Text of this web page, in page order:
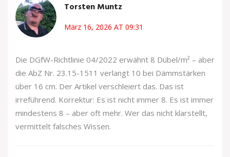
Torsten Muntz
März 16, 2026 AT 09:31
Die DGfW-Richtlinie 04/2022 erwähnt 8 Dübel/m² – aber
die AbZ Nr. 23.15-1511 verlangt 10 bei Dämmstärken
über 16 cm. Der Artikel verschleiert das. Das ist
irreführend. Korrektur: Es ist nicht immer 8. Es ist immer
mindestens 8 – aber oft mehr. Wer das nicht klarstellt,
vermittelt falsches Wissen.